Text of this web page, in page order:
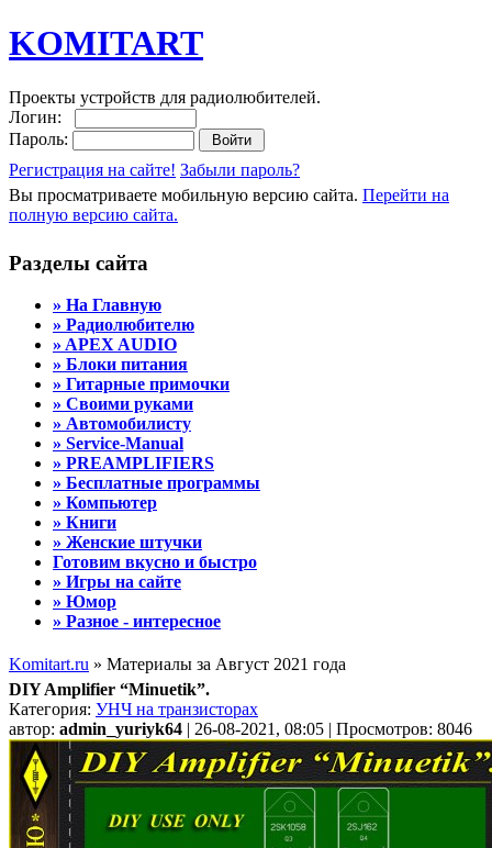
KOMITART
Проекты устройств для радиолюбителей.
Логин:
Пароль:
Регистрация на сайте! Забыли пароль?
Вы просматриваете мобильную версию сайта. Перейти на
полную версию сайта.
Разделы сайта
» На Главную
» Радиолюбителю
» APEX AUDIO
» Блоки питания
» Гитарные примочки
» Своими руками
» Автомобилисту
» Service-Manual
» PREAMPLIFIERS
» Бесплатные программы
» Компьютер
» Книги
» Женские штучки
Готовим вкусно и быстро
» Игры на сайте
» Юмор
» Разное - интересное
Komitart.ru » Материалы за Август 2021 года
DIY Amplifier “Minuetik”.
Категория: УНЧ на транзисторах
автор: admin_yuriyk64 | 26-08-2021, 08:05 | Просмотров: 8046